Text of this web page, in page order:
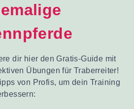
dir hier den Gratis-Guide mit
Übungen für Traberreiter!
von Profis, um dein Training